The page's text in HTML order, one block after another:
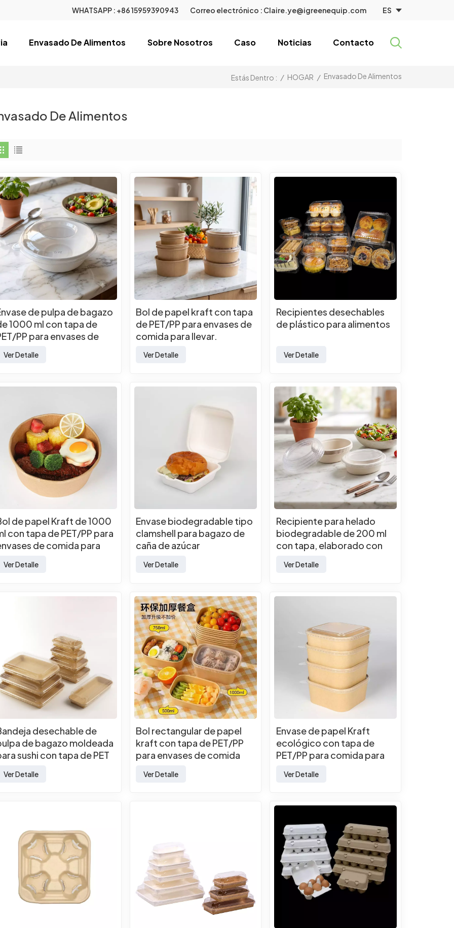
WHATSAPP : +86 15959390943 Correo electrónico : Claire.ye@igreenequip.com ES
Envasado De Alimentos Sobre Nosotros Caso Noticias Contacto
Estás Dentro : / HOGAR / Envasado De Alimentos
De Alimentos
de pulpa de bagazo
1000 ml con tapa de
PP para envases de
Ver Detalle
Bol de papel kraft con tapa
de PET/PP para envases de
comida para llevar.
Ver Detalle
Recipientes desechables
de plástico para alimentos
Ver Detalle
de papel Kraft de 1000
con tapa de PET/PP para
de comida para
Ver Detalle
Envase biodegradable tipo
clamshell para bagazo de
caña de azúcar
Ver Detalle
Recipiente para helado
biodegradable de 200 ml
con tapa, elaborado con
de azúcar.
Ver Detalle
desechable de
de bagazo moldeada
sushi con tapa de PET
para llevar.
Ver Detalle
Bol rectangular de papel
kraft con tapa de PET/PP
para envases de comida
Ver Detalle
Envase de papel Kraft
ecológico con tapa de
PET/PP para comida para
Ver Detalle